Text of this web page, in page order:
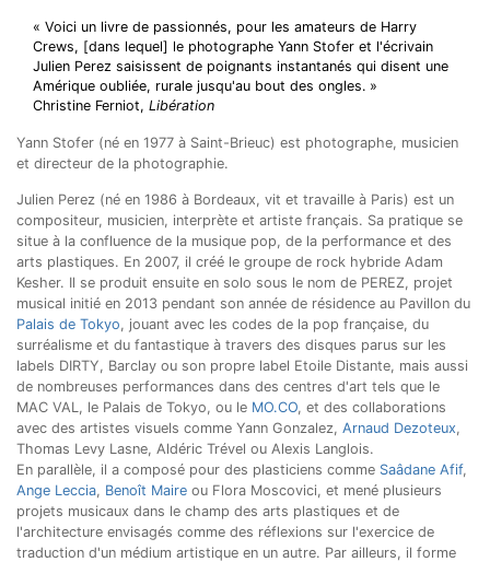
« Voici un livre de passionnés, pour les amateurs de Harry
Crews, [dans lequel] le photographe Yann Stofer et l'écrivain
Julien Perez saisissent de poignants instantanés qui disent une
Amérique oubliée, rurale jusqu'au bout des ongles. »
Christine Ferniot, Libération
Yann Stofer (né en 1977 à Saint-Brieuc) est photographe, musicien
et directeur de la photographie.
Julien Perez (né en 1986 à Bordeaux, vit et travaille à Paris) est un
compositeur, musicien, interprète et artiste français. Sa pratique se
situe à la confluence de la musique pop, de la performance et des
arts plastiques. En 2007, il créé le groupe de rock hybride Adam
Kesher. Il se produit ensuite en solo sous le nom de PEREZ, projet
musical initié en 2013 pendant son année de résidence au Pavillon du
Palais de Tokyo, jouant avec les codes de la pop française, du
surréalisme et du fantastique à travers des disques parus sur les
labels DIRTY, Barclay ou son propre label Etoile Distante, mais aussi
de nombreuses performances dans des centres d'art tels que le
MAC VAL, le Palais de Tokyo, ou le MO.CO, et des collaborations
avec des artistes visuels comme Yann Gonzalez, Arnaud Dezoteux,
Thomas Levy Lasne, Aldéric Trével ou Alexis Langlois.
En parallèle, il a composé pour des plasticiens comme Saâdane Afif,
Ange Leccia, Benoît Maire ou Flora Moscovici, et mené plusieurs
projets musicaux dans le champ des arts plastiques et de
l'architecture envisagés comme des réflexions sur l'exercice de
traduction d'un médium artistique en un autre. Par ailleurs, il forme